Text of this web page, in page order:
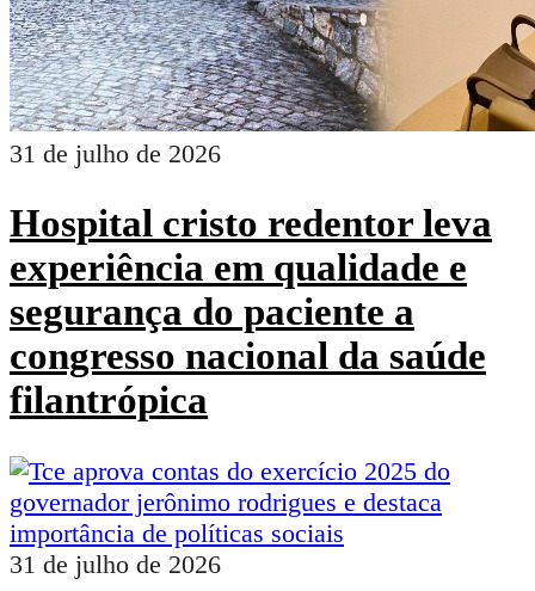
31 de julho de 2026
Hospital cristo redentor leva
experiência em qualidade e
segurança do paciente a
congresso nacional da saúde
filantrópica
31 de julho de 2026